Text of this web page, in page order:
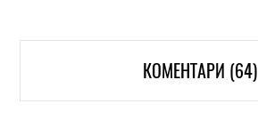
КОМЕНТАРИ (64)